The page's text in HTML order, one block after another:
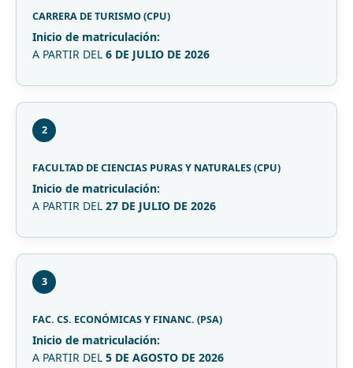
CARRERA DE TURISMO (CPU)
Inicio de matriculación:
A PARTIR DEL 6 DE JULIO DE 2026
2
FACULTAD DE CIENCIAS PURAS Y NATURALES (CPU)
Inicio de matriculación:
A PARTIR DEL 27 DE JULIO DE 2026
3
FAC. CS. ECONÓMICAS Y FINANC. (PSA)
Inicio de matriculación:
A PARTIR DEL 5 DE AGOSTO DE 2026